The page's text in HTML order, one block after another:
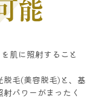
肌に照射すること
毛(美容脱毛)と、基
パワーがまったく